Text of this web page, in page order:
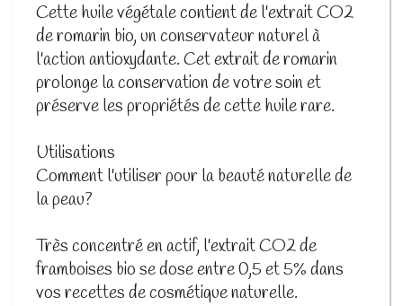
Cette huile végétale contient de l'extrait CO2
de romarin bio, un conservateur naturel à
l'action antioxydante. Cet extrait de romarin
prolonge la conservation de votre soin et
préserve les propriétés de cette huile rare.
Utilisations
Comment l'utiliser pour la beauté naturelle de
la peau?
Très concentré en actif, l'extrait CO2 de
framboises bio se dose entre 0,5 et 5% dans
vos recettes de cosmétique naturelle.